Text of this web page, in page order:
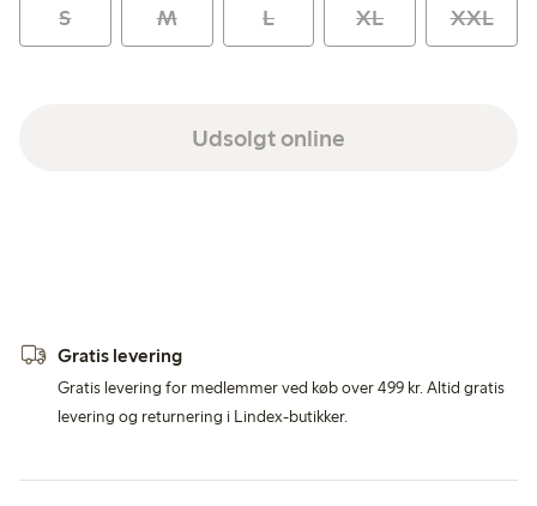
S M L XL XXL
Udsolgt online
Gratis levering
Gratis levering for medlemmer ved køb over 499 kr. Altid gratis
levering og returnering i Lindex-butikker.